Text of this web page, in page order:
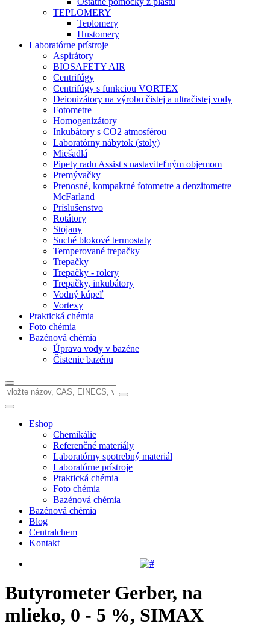
TEPLOMERY
Teplomery
Hustomery
Laboratórne prístroje
Aspirátory
BIOSAFETY AIR
Centrifúgy
Centrifúgy s funkciou VORTEX
Deionizátory na výrobu čistej a ultračistej vody
Fotometre
Homogenizátory
Inkubátory s CO2 atmosférou
Laboratórny nábytok (stoly)
Miešadlá
Pipety radu Assist s nastaviteľným objemom
Premývačky
Prenosné, kompaktné fotometre a denzitometre
McFarland
Príslušenstvo
Rotátory
Stojany
Suché blokové termostaty
Temperované trepačky
Trepačky
Trepačky - rolery
Trepačky, inkubátory
Vodný kúpeľ
Vortexy
Praktická chémia
Foto chémia
Bazénová chémia
Úprava vody v bazéne
Čistenie bazénu
Eshop
Chemikálie
Referenčné materiály
Laboratórny spotrebný materiál
Laboratórne prístroje
Praktická chémia
Foto chémia
Bazénová chémia
Bazénová chémia
Blog
Centralchem
Kontakt
Butyrometer Gerber, na
mlieko, 0 - 5 %, SIMAX